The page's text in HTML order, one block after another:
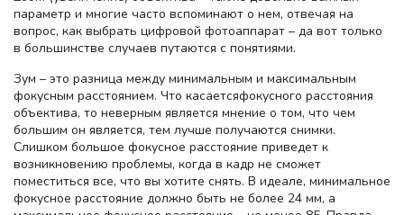
параметр и многие часто вспоминают о нем, отвечая на
вопрос, как выбрать цифровой фотоаппарат – да вот только
в большинстве случаев путаются с понятиями.
Зум – это разница между минимальным и максимальным
фокусным расстоянием. Что касаетсяфокусного расстояния
объектива, то неверным является мнение о том, что чем
большим он является, тем лучше получаются снимки.
Слишком большое фокусное расстояние приведет к
возникновению проблемы, когда в кадр не сможет
поместиться все, что вы хотите снять. В идеале, минимальное
фокусное расстояние должно быть не более 24 мм, а